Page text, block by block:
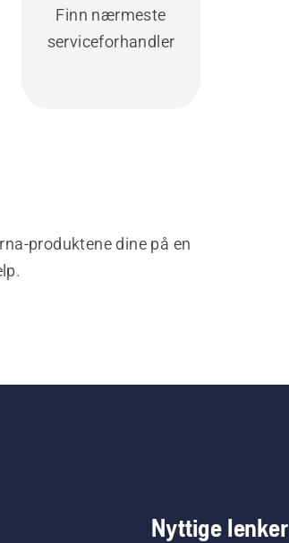
Finn nærmeste
serviceforhandler
produktene dine på en
Nyttige lenker